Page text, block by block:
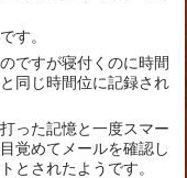
す。
ですが寝付くのに時間
同じ時間位に記録され
った記憶と一度スマー
覚めてメールを確認し
とされたようです。